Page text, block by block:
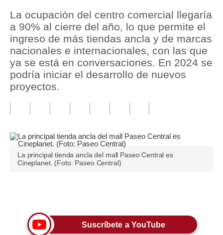
Finanzas Personales
Inmobiliarias
Plus G
Opinión
Editorial
Blogs
Tendencias
Moda
Estilos
La ocupación del centro comercial llegaría
a 90% al cierre del año, lo que permite el
ingreso de más tiendas ancla y de marcas
nacionales e internacionales, con las que
ya se está en conversaciones. En 2024 se
podría iniciar el desarrollo de nuevos
proyectos.
La principal tienda ancla del mall Paseo Central es
Cineplanet. (Foto: Paseo Central)
Suscríbete a YouTube